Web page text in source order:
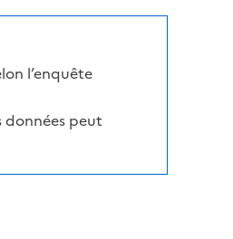
l’enquête
données peut